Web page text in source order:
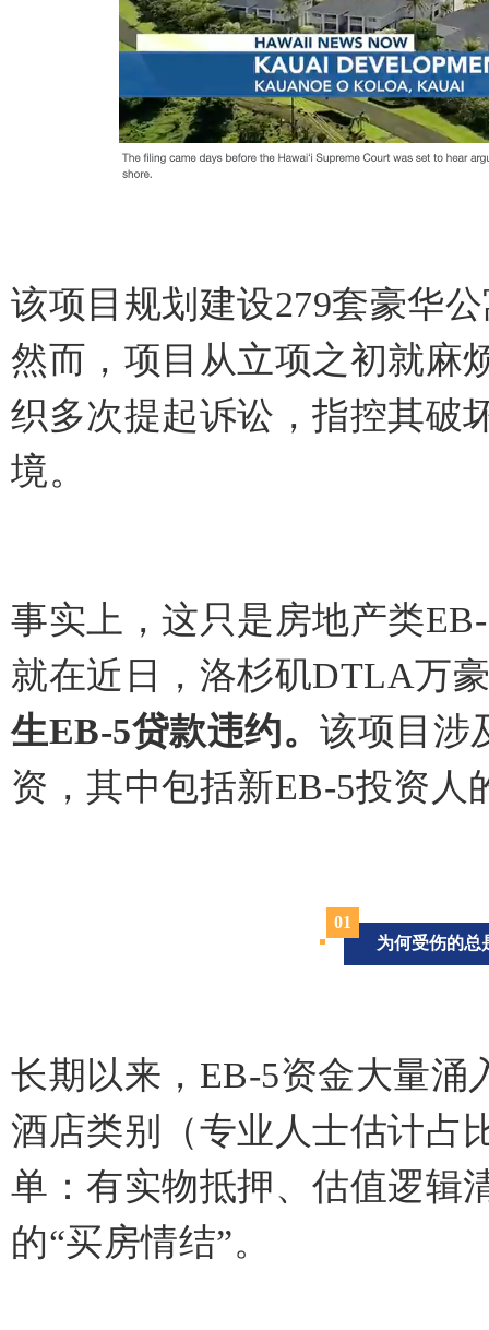
该项目规划建设279套豪华
然而，项目从立项之初就麻
织多次提起诉讼，指控其破
境。
事实上，这只是房地产类
就在近日，洛杉矶DTLA万
生EB-5贷款违约。 该项目涉
资，其中包括新EB-5投资人
01
为何受伤的总
长期以来，EB-5资金大量涌
酒店类别（专业人士估计占
单：有实物抵押、估值逻辑
的“买房情结”。